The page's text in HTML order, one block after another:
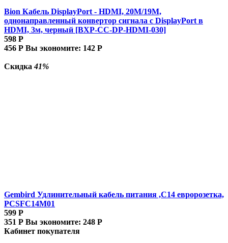
Bion Кабель DisplayPort - HDMI, 20M/19M,
однонаправленный конвертор сигнала с DisplayPort в
HDMI, 3м, черный [BXP-CC-DP-HDMI-030]
598 Р
456 Р Вы экономите: 142 Р
Скидка41%
Gembird Удлинительный кабель питания ,C14 евророзетка,
PCSFC14M01
599 Р
351 Р Вы экономите: 248 Р
Кабинет покупателя